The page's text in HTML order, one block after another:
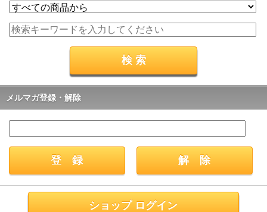
メルマガ登録・解除
ショップ ログイン